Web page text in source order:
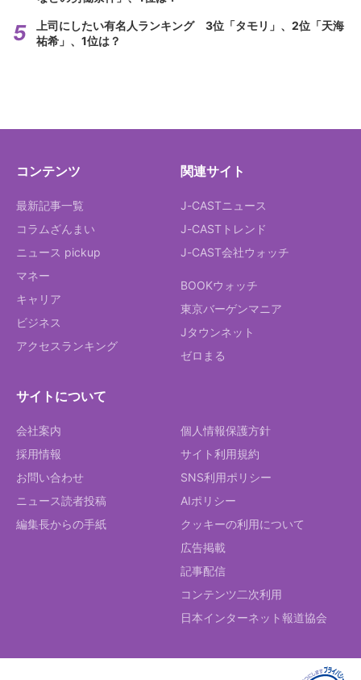
上司にしたい有名人ランキング 3位「タモリ」、2位「天海
祐希」、1位は？
コンテンツ
最新記事一覧
コラムざんまい
ニュース pickup
マネー
キャリア
ビジネス
アクセスランキング
関連サイト
J-CASTニュース
J-CASTトレンド
J-CAST会社ウォッチ
BOOKウォッチ
東京バーゲンマニア
Jタウンネット
ゼロまる
サイトについて
会社案内
採用情報
お問い合わせ
ニュース読者投稿
編集長からの手紙
個人情報保護方針
サイト利用規約
SNS利用ポリシー
AIポリシー
クッキーの利用について
広告掲載
記事配信
コンテンツ二次利用
日本インターネット報道協会